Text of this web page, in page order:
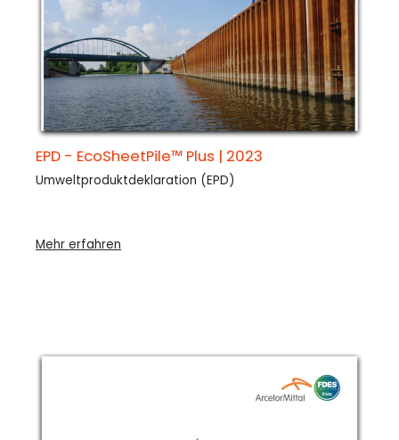
EPD - EcoSheetPile™ Plus | 2023
Umweltproduktdeklaration (EPD)
Mehr erfahren